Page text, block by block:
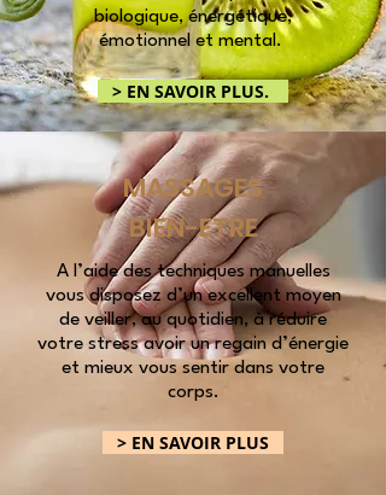
biologique, énergétique,
émotionnel et mental.
> EN SAVOIR PLUS.
MASSAGES
BIEN-ETRE
A l’aide des techniques manuelles
vous disposez d’un excellent moyen
de veiller, au quotidien, à réduire
votre stress avoir un regain d’énergie
et mieux vous sentir dans votre
corps.
> EN SAVOIR PLUS